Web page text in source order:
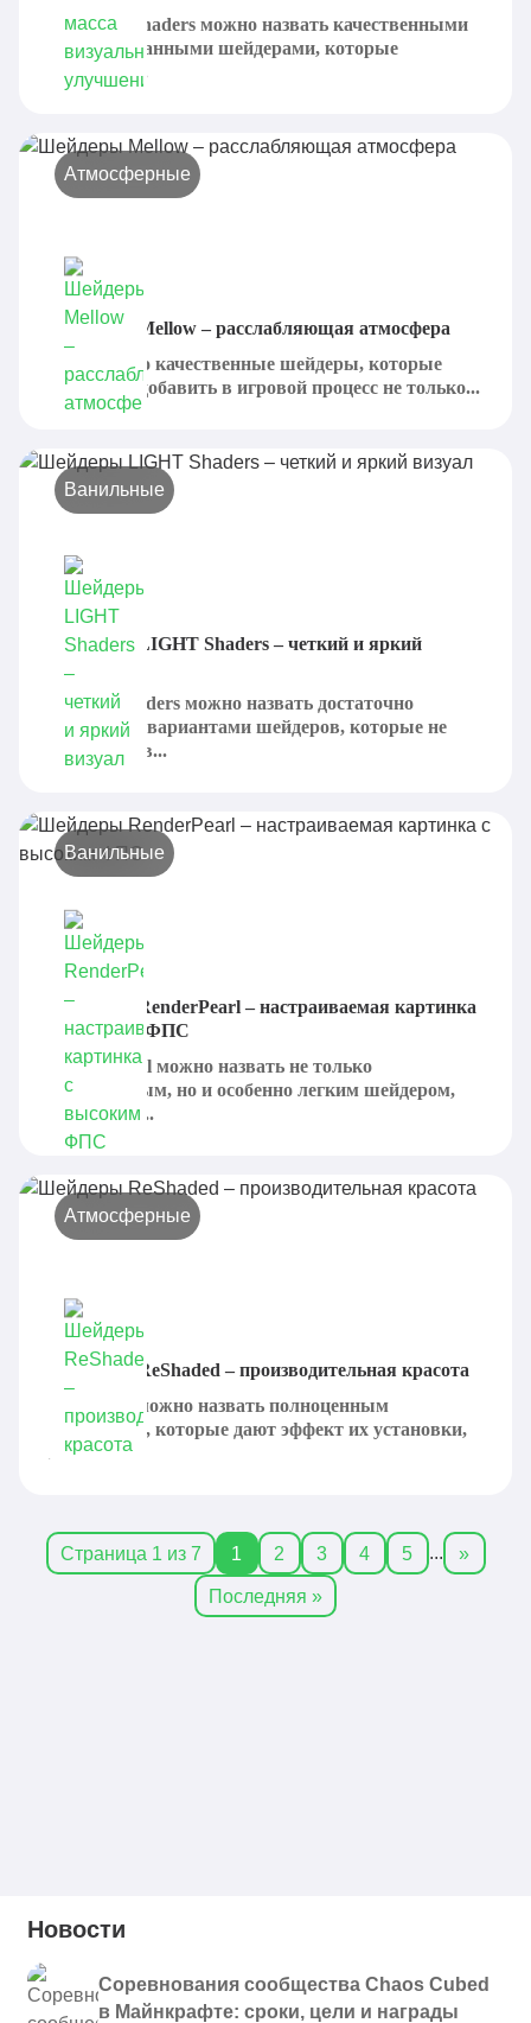
Amethyst Shaders можно назвать качественными
и проработанными шейдерами, которые
являются...
Атмосферные
Шейдеры Mellow – расслабляющая атмосфера
Mellow - это качественные шейдеры, которые
призваны добавить в игровой процесс не только...
Ванильные
Шейдеры LIGHT Shaders – четкий и яркий
LIGHT Shaders можно назвать достаточно
неплохими вариантами шейдеров, которые не
включают в...
Ванильные
Шейдеры RenderPearl – настраиваемая картинка
с высоким ФПС
RenderPearl можно назвать не только
современным, но и особенно легким шейдером,
что можно...
Атмосферные
Шейдеры ReShaded – производительная красота
ReShaded можно назвать полноценным
шейдерами, которые дают эффект их установки,
но без...
Страница 1 из 7 1 2 3 4 5 ... »
Последняя »
Новости
Соревнования сообщества Chaos Cubed
в Майнкрафте: сроки, цели и награды